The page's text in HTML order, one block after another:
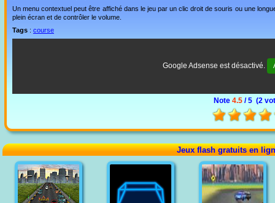
Un menu contextuel peut être affiché dans le jeu par un clic droit de souris ou une
plein écran et de contrôler le volume.
Tags : course
Google Adsense est désactivé.
Note 4.5/ 5 (2
Jeux flash gratuits en